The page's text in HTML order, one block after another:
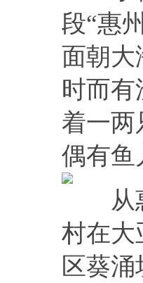
段“惠
面朝大
时而
着一两
偶有鱼
从惠
村在大
区葵